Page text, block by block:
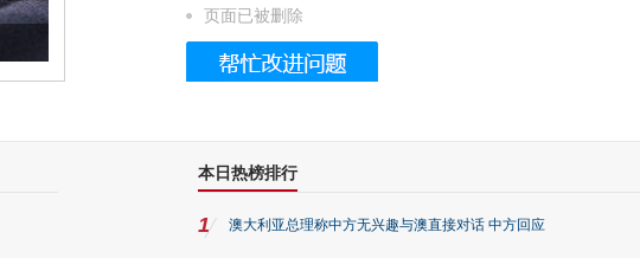
这个3.2米的长卷，还原了600岁的紫禁城
页面已被删除
本日热榜排行
1 澳大利亚总理称中方无兴趣与澳直接对话 中方回应